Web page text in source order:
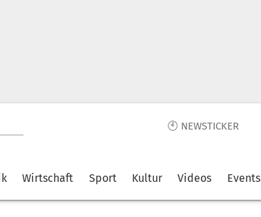
🕙 NEWSTICKER
Wirtschaft Sport Kultur Videos Events